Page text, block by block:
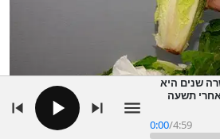
שנים היא
תשעה
לחופשי
0:00/4:59